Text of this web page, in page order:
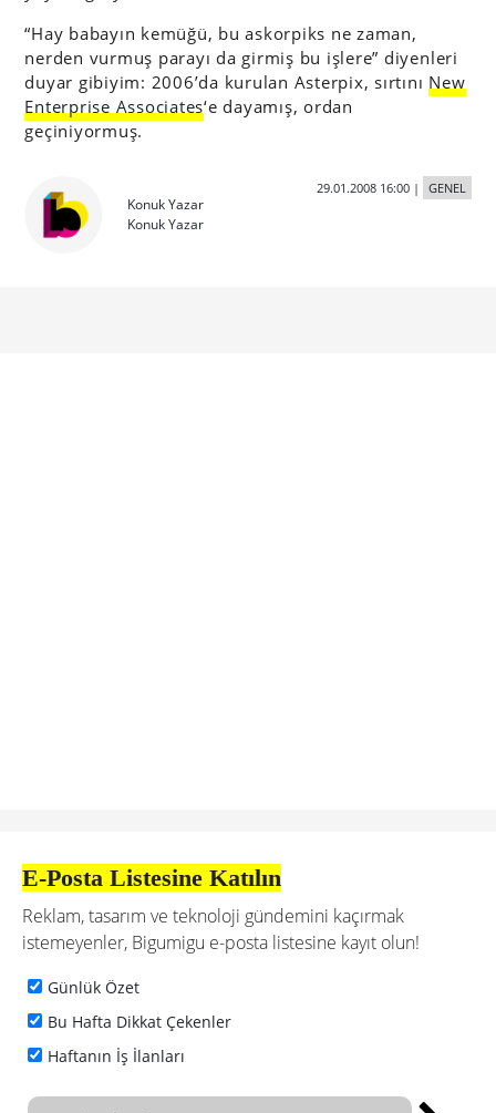
“Hay babayın kemüğü, bu askorpiks ne zaman,
nerden vurmuş parayı da girmiş bu işlere” diyenleri
duyar gibiyim: 2006’da kurulan Asterpix, sırtını New
Enterprise Associates‘e dayamış, ordan
geçiniyormuş.
Konuk Yazar
Konuk Yazar
29.01.2008 16:00| GENEL
E-Posta Listesine Katılın
Reklam, tasarım ve teknoloji gündemini kaçırmak
istemeyenler, Bigumigu e-posta listesine kayıt olun!
Günlük Özet
Bu Hafta Dikkat Çekenler
Haftanın İş İlanları